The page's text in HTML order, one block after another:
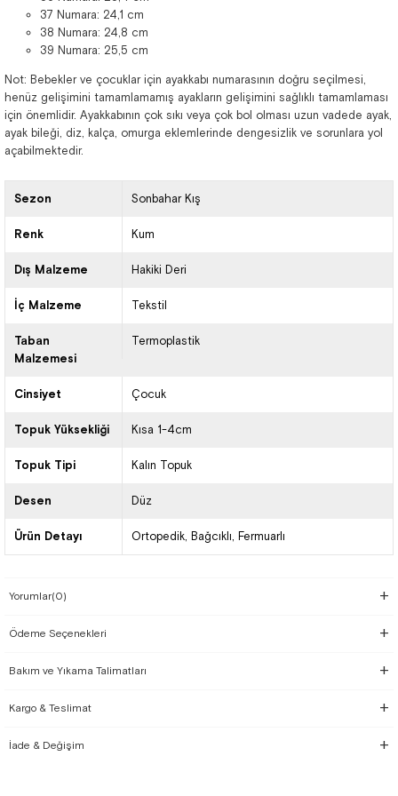
37 Numara: 24,1 cm
38 Numara: 24,8 cm
39 Numara: 25,5 cm
Not: Bebekler ve çocuklar için ayakkabı numarasının doğru seçilmesi,
henüz gelişimini tamamlamamış ayakların gelişimini sağlıklı tamamlaması
için önemlidir. Ayakkabının çok sıkı veya çok bol olması uzun vadede ayak,
ayak bileği, diz, kalça, omurga eklemlerinde dengesizlik ve sorunlara yol
açabilmektedir.
Sezon Sonbahar Kış
Renk Kum
Dış Malzeme Hakiki Deri
İç Malzeme Tekstil
Taban
Malzemesi
Termoplastik
Cinsiyet Çocuk
Topuk Yüksekliği Kısa 1-4cm
Topuk Tipi Kalın Topuk
Desen Düz
Ürün Detayı Ortopedik Bağcıklı Fermuarlı
Yorumlar(0)
Ödeme Seçenekleri
Bakım ve Yıkama Talimatları
Kargo & Teslimat
İade & Değişim